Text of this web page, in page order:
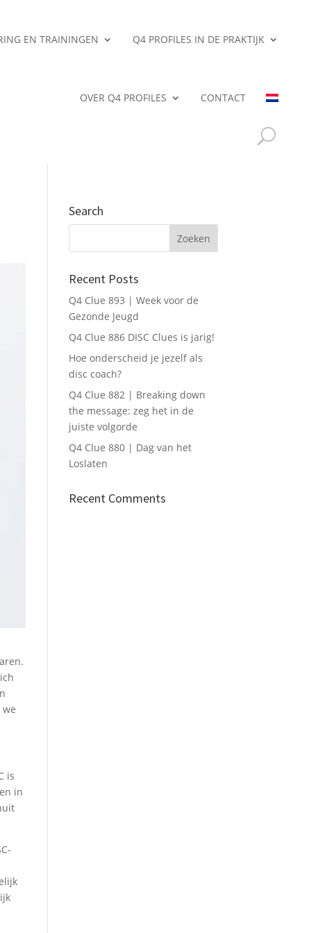
EN TRAININGEN Q4 PROFILES IN DE PRAKTIJK
OVER Q4 PROFILES CONTACT
is
in
Search
Recent Posts
Q4 Clue 893 | Week voor de
Gezonde Jeugd
Q4 Clue 886 DISC Clues is jarig!
Hoe onderscheid je jezelf als
disc coach?
Q4 Clue 882 | Breaking down
the message: zeg het in de
juiste volgorde
Q4 Clue 880 | Dag van het
Loslaten
Recent Comments